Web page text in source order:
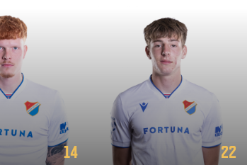
14 22